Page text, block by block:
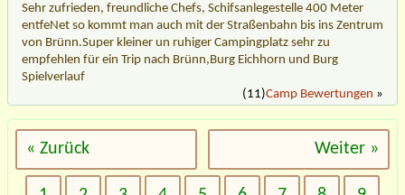
Sehr zufrieden, freundliche Chefs, Schifsanlegestelle 400 Meter
entfeNet so kommt man auch mit der Straßenbahn bis ins Zentrum
von Brünn.Super kleiner un ruhiger Campingplatz sehr zu
empfehlen für ein Trip nach Brünn,Burg Eichhorn und Burg
Spielverlauf
(11)Camp Bewertungen »
« Zurück Weiter »